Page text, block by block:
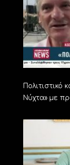
Πολιτιστικό
Νύχτα» με